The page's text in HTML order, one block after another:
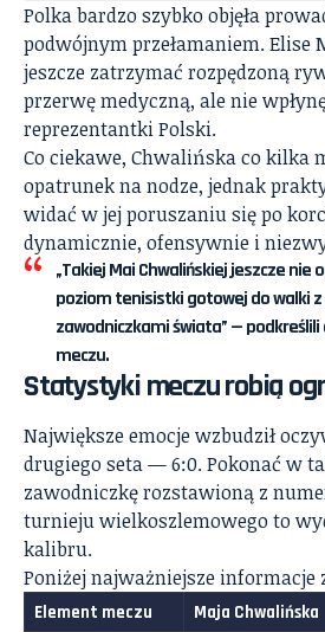
Polka bardzo szybko objęła
podwójnym przełamaniem. Elise
jeszcze zatrzymać rozpędzoną
przerwę medyczną, ale nie
reprezentantki Polski.
Co ciekawe, Chwalińska co kilka
opatrunek na nodze, jednak
widać w jej poruszaniu się po
dynamicznie, ofensywnie i
„Takiej Mai Chwalińskiej jeszcze nie
poziom tenisistki gotowej do walki
zawodniczkami świata” —
meczu.
Statystyki meczu robią
Największe emocje wzbudził
drugiego seta — 6:0. Pokonać w
zawodniczkę rozstawioną z
turnieju wielkoszlemowego to
kalibru.
Poniżej najważniejsze informacje
Element meczu Maja Chwalińska